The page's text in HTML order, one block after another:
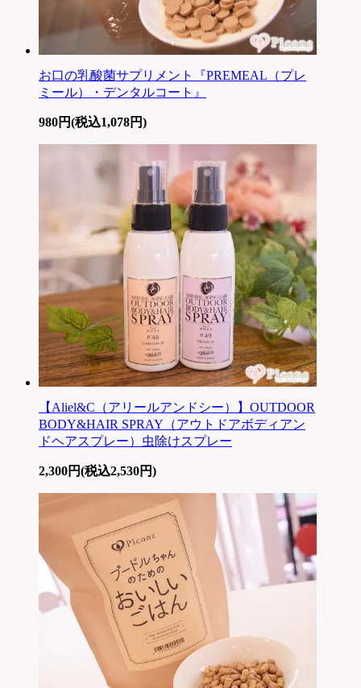
お口の乳酸菌サプリメント『PREMEAL（プレ
ミール）・デンタルコート』
980円(税込1,078円)
【Aliel&C（アリールアンドシー）】OUTDOOR
BODY&HAIR SPRAY（アウトドアボディアン
ドヘアスプレー）虫除けスプレー
2,300円(税込2,530円)